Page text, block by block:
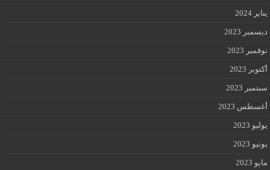
يناير 2024
ديسمبر 2023
نوفمبر 2023
أكتوبر 2023
سبتمبر 2023
أغسطس 2023
يوليو 2023
يونيو 2023
مايو 2023